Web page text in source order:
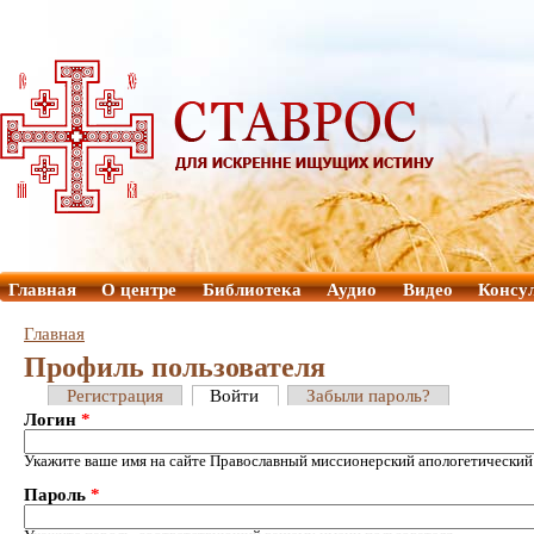
Главная О центре Библиотека Аудио Видео
Главная
Профиль пользователя
Регистрация Войти
Забыли пароль?
Логин *
Укажите ваше имя на сайте Православный миссионерский
Пароль *